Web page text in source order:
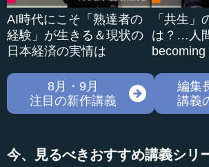
AI時代にこそ「熟達者の
経験」が生きる＆現状の
日本経済の実情は
「共生」
は？…人
becoming
8月・9月
注目の新作講義
編集
講義
今、見るべきおすすめ講義シリ